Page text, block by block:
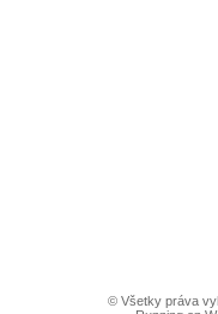
© Všetky práva